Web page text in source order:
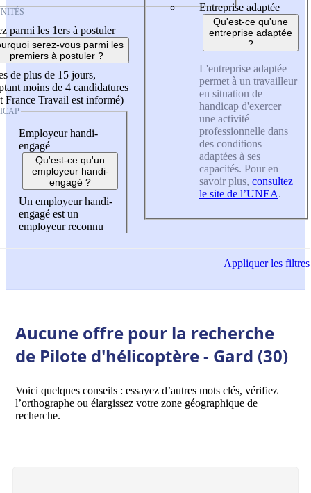
parmi les 1ers à postuler
serez-vous parmi les
premiers à postuler ?
de plus de 15 jours,
moins de 4 candidatures
France Travail est informé)
Employeur handi-
engagé
Qu'est-ce qu'un
employeur handi-
engagé ?
Un employeur handi-
engagé est un
employeur reconnu
Entreprise adaptée
Qu'est-ce qu'une
entreprise adaptée
?
L'entreprise adaptée
permet à un travailleur
en situation de
handicap d'exercer
une activité
professionnelle dans
des conditions
adaptées à ses
capacités. Pour en
savoir plus, consultez
le site de l’UNEA.
Appliquerles filtres
Aucune offre pour la recherche
de Pilote d'hélicoptère - Gard (30)
Voici quelques conseils : essayez d’autres mots clés, vérifiez
l’orthographe ou élargissez votre zone géographique de
recherche.